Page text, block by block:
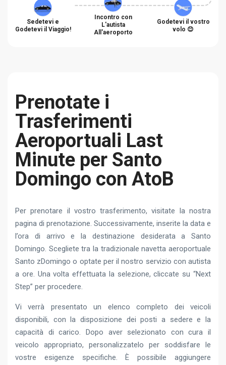
Sedetevi e
Godetevi il Viaggio!
Incontro con
L'autista
All'aeroporto
Godetevi il vostro
volo 😊
Prenotate i
Trasferimenti
Aeroportuali Last
Minute per Santo
Domingo con AtoB
Per prenotare il vostro trasferimento, visitate la nostra
pagina di prenotazione. Successivamente, inserite la data e
l’ora di arrivo e la destinazione desiderata a Santo
Domingo. Scegliete tra la tradizionale navetta aeroportuale
Santo zDomingo o optate per il nostro servizio con autista
a ore. Una volta effettuata la selezione, cliccate su “Next
Step” per procedere.
Vi verrà presentato un elenco completo dei veicoli
disponibili, con la disposizione dei posti a sedere e la
capacità di carico. Dopo aver selezionato con cura il
veicolo appropriato, personalizzatelo per soddisfare le
vostre esigenze specifiche. È possibile aggiungere